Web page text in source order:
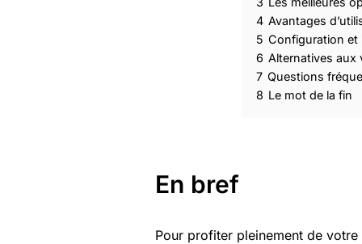
4 Avantages
5 Configuration et
6 Alternatives aux
7 Questions
8 Le mot de la fin
En bref
Pour profiter pleinement de